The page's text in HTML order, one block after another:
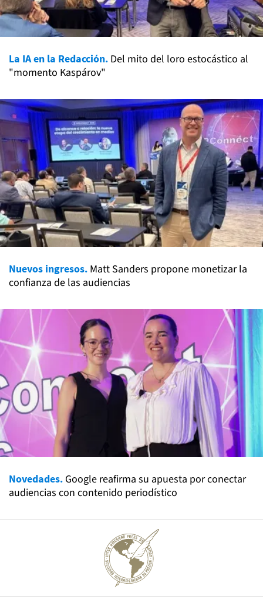
La IA en la Redacción. Del mito del loro estocástico al
"momento Kaspárov"
Nuevos ingresos. Matt Sanders propone monetizar la
confianza de las audiencias
Novedades. Google reafirma su apuesta por conectar
audiencias con contenido periodístico